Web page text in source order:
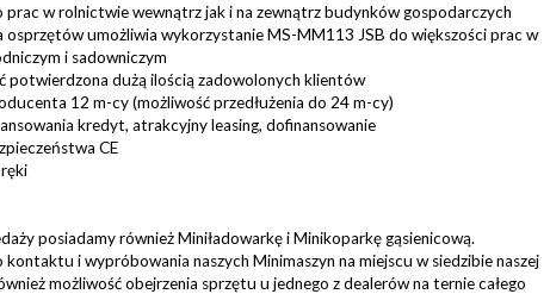
prac w rolnictwie wewnątrz jak i na zewnątrz budynków gospodarczych
osprzętów umożliwia wykorzystanie MS-MM113 JSB do większości prac w
i sadowniczym
potwierdzona dużą ilością zadowolonych klientów
12 m-cy (możliwość przedłużenia do 24 m-cy)
kredyt, atrakcyjny leasing, dofinansowanie
CE
posiadamy również Miniładowarkę i Minikoparkę gąsienicową.
kontaktu i wypróbowania naszych Minimaszyn na miejscu w siedzibie naszej
możliwość obejrzenia sprzętu u jednego z dealerów na ternie całego